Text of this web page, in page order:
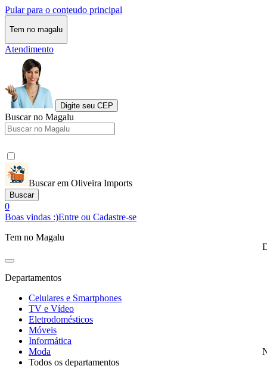
Pular para o conteudo principal
Tem no magalu
Atendimento
Digite seu CEP
Buscar no Magalu
Buscar em Oliveira Imports
Buscar
0
Boas vindas :)Entre ou Cadastre-se
Tem no Magalu
Departamentos
Celulares e Smartphones
TV e Vídeo
Eletrodomésticos
Móveis
Informática
Moda
Todos os departamentos